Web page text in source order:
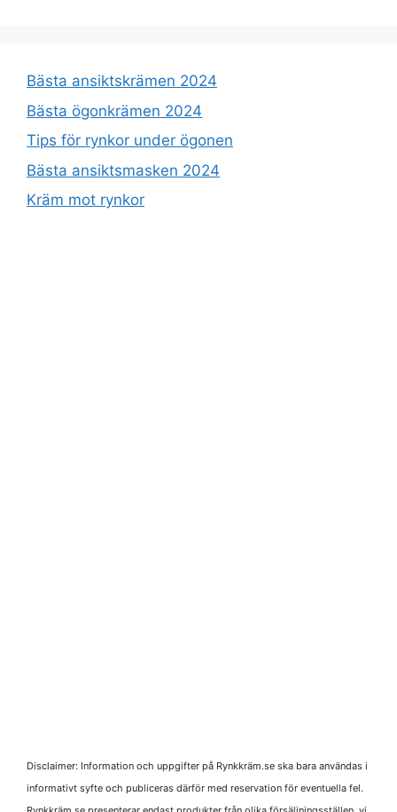
Bästa ansiktskrämen 2024
Bästa ögonkrämen 2024
Tips för rynkor under ögonen
Bästa ansiktsmasken 2024
Kräm mot rynkor
Disclaimer: Information och uppgifter på Rynkkräm.se ska bara användas i
informativt syfte och publiceras därför med reservation för eventuella fel.